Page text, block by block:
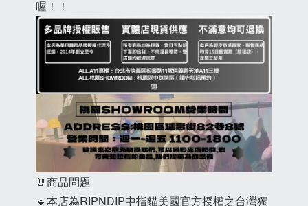
喔！！
🤘商品問題
🔹本店為RIPNDIP中指貓美國官方授權之台灣獨